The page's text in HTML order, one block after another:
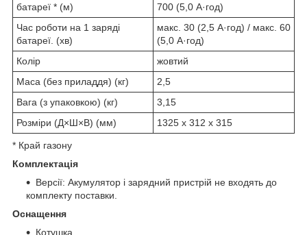
батареї * (м)
700 (5,0 А·год)
Час роботи на 1 заряді
батареї. (хв)
макс. 30 (2,5 А·год) / макс. 60
(5,0 А·год)
Колір
жовтий
Маса (без приладдя) (кг)
2,5
Вага (з упаковкою) (кг)
3,15
Розміри (Д×Ш×В) (мм)
1325 x 312 x 315
* Край газону
Комплектація
Версії: Акумулятор і зарядний пристрій не входять до
комплекту поставки.
Оснащення
Котушка